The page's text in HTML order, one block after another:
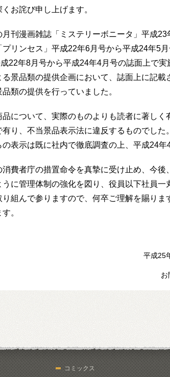
くお詫び申し上げます。
月刊漫画雑誌「ミステリーボニータ」平成23
プリンセス」平成22年6月号から平成24年5
22年8月号から平成24年4月号の誌面上で
る景品類の提供企画において、誌面上に記載
類の提供を行っていました。
品について、実際のものよりも読者に著しく
有り、不当景品表示法に違反するものでした。
の表示は既に社内で徹底調査の上、平成24年
消費者庁の措置命令を真摯に受け止め、今後
うに管理体制の強化を図り、役員以下社員一
り組んで参りますので、何卒ご理解を賜りま
。
平成25
お
コミックス